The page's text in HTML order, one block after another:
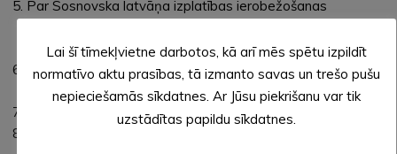
Par Sosnovska latvāņa izplatības ierobežošanas
apstiprināšanu.
Par Ceļu un ielu fonda vidējā (triju gadu) termiņa plāna –
2023. gadam apstiprināšanu.
Par pārvaldīšanas tiesību nodošanu.
Lai šī tīmekļvietne darbotos, kā arī mēs spētu izpildīt
normatīvo aktu prasības, tā izmanto savas un trešo pušu
nepieciešamās sīkdatnes. Ar Jūsu piekrišanu var tik
uzstādītas papildu sīkdatnes.